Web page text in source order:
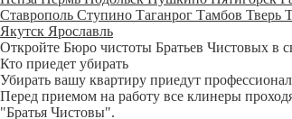
Ставрополь Ступино Таганрог Тамбов Тверь
Якутск Ярославль
Откройте Бюро чистоты Братьев Чистовых в
Кто приедет убирать
Убирать вашу квартиру приедут
Перед приемом на работу все клинеры
"Братья Чистовы".